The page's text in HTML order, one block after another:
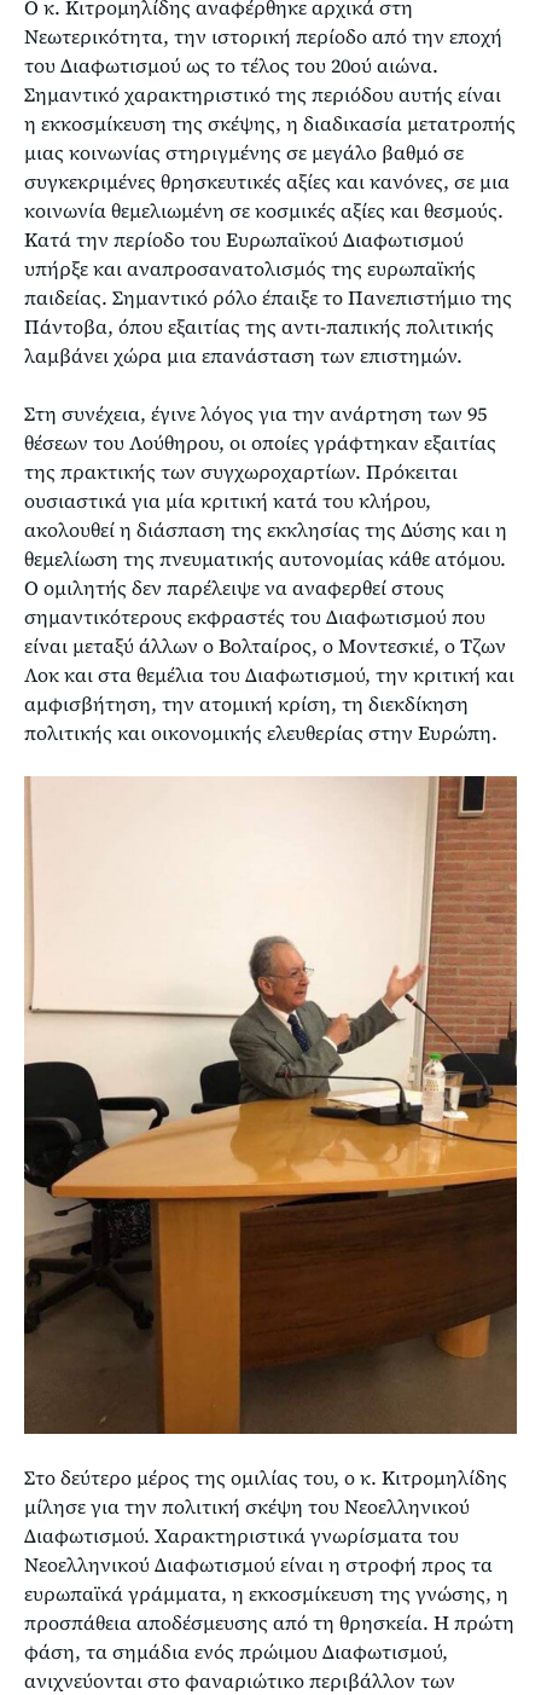
Ο κ. Κιτρομηλίδης αναφέρθηκε αρχικά στη
Νεωτερικότητα, την ιστορική περίοδο από την εποχή
του Διαφωτισμού ως το τέλος του 20ού αιώνα.
Σημαντικό χαρακτηριστικό της περιόδου αυτής είναι
η εκκοσμίκευση της σκέψης, η διαδικασία μετατροπής
μιας κοινωνίας στηριγμένης σε μεγάλο βαθμό σε
συγκεκριμένες θρησκευτικές αξίες και κανόνες, σε μια
κοινωνία θεμελιωμένη σε κοσμικές αξίες και θεσμούς.
Κατά την περίοδο του Ευρωπαϊκού Διαφωτισμού
υπήρξε και αναπροσανατολισμός της ευρωπαϊκής
παιδείας. Σημαντικό ρόλο έπαιξε το Πανεπιστήμιο της
Πάντοβα, όπου εξαιτίας της αντι-παπικής πολιτικής
λαμβάνει χώρα μια επανάσταση των επιστημών.
Στη συνέχεια, έγινε λόγος για την ανάρτηση των 95
θέσεων του Λούθηρου, οι οποίες γράφτηκαν εξαιτίας
της πρακτικής των συγχωροχαρτίων. Πρόκειται
ουσιαστικά για μία κριτική κατά του κλήρου,
ακολουθεί η διάσπαση της εκκλησίας της Δύσης και η
θεμελίωση της πνευματικής αυτονομίας κάθε ατόμου.
Ο ομιλητής δεν παρέλειψε να αναφερθεί στους
σημαντικότερους εκφραστές του Διαφωτισμού που
είναι μεταξύ άλλων ο Βολταίρος, ο Μοντεσκιέ, ο Τζων
Λοκ και στα θεμέλια του Διαφωτισμού, την κριτική και
αμφισβήτηση, την ατομική κρίση, τη διεκδίκηση
πολιτικής και οικονομικής ελευθερίας στην Ευρώπη.
Στο δεύτερο μέρος της ομιλίας του, ο κ. Κιτρομηλίδης
μίλησε για την πολιτική σκέψη του Νεοελληνικού
Διαφωτισμού. Χαρακτηριστικά γνωρίσματα του
Νεοελληνικού Διαφωτισμού είναι η στροφή προς τα
ευρωπαϊκά γράμματα, η εκκοσμίκευση της γνώσης, η
προσπάθεια αποδέσμευσης από τη θρησκεία. Η πρώτη
φάση, τα σημάδια ενός πρώιμου Διαφωτισμού,
ανιχνεύονται στο φαναριώτικο περιβάλλον των